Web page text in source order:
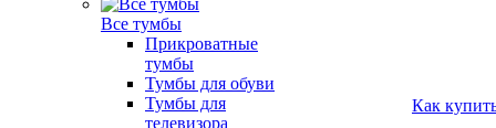
Все тумбы
Прикроватные
тумбы
Тумбы для обуви
Тумбы для
телевизора
Как